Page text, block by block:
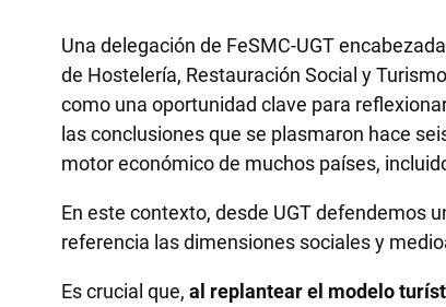
Una delegación de FeSMC-UGT
de Hostelería, Restauración Social y
como una oportunidad clave para
las conclusiones que se plasmaron hace
motor económico de muchos países,
En este contexto, desde UGT defendemos
referencia las dimensiones sociales y
Es crucial que, al replantear el modelo